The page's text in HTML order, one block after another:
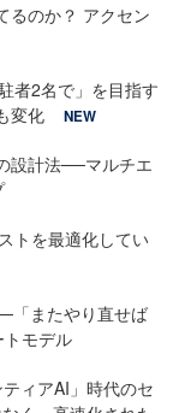
るのか？ アクセン
者2名で」を目指す
変化
NEW
設計法──マルチエ
トを最適化してい
「またやり直せば
モデル
ィアAI」時代のセ